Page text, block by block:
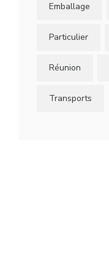
Emballage
Particulier
Réunion
Transports